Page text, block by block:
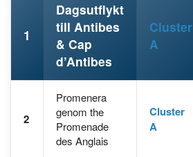
1
Dagsutflykt
till Antibes
& Cap
d’Antibes
Cluster
A
2
Promenera
genom the
Promenade
des Anglais
Cluster
A